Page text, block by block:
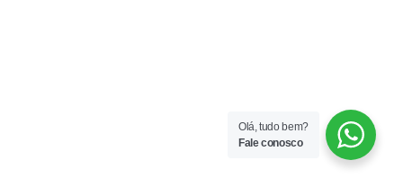
Olá, tudo bem?
Fale conosco